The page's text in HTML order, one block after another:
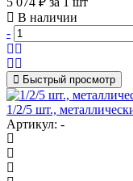
В наличии
-
Быстрый просмотр
1/2/5 шт.,
Артикул: -